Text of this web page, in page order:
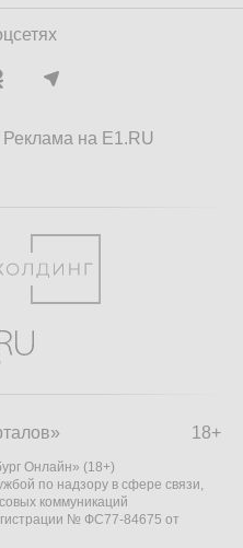
Реклама на E1.RU
18+
Онлайн» (18+)
по надзору в сфере связи,
коммуникаций
№ ФС77-84675 от